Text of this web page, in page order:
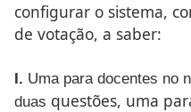
configurar o sistema,
de votação, a saber:
I. Uma para docentes no
duas questões, uma